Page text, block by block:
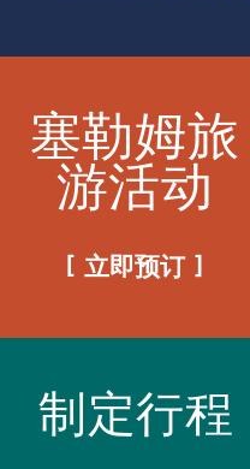
塞勒姆旅
游活动
立即预订
制定行程